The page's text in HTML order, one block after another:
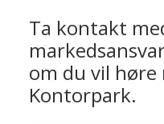
Ta kontakt
om du vil høre
Kontorpark.